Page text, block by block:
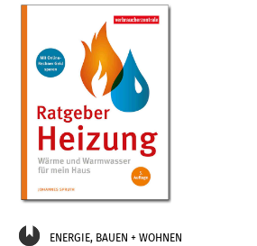
ENERGIE, BAUEN + WOHNEN